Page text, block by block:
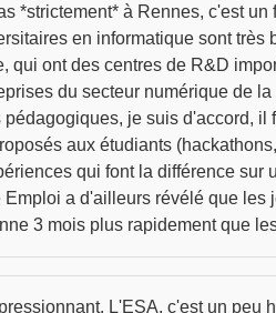
*strictement* à Rennes, c'est
en informatique sont très
ont des centres de R&D
du secteur numérique de
je suis d'accord, il
aux étudiants
qui font la différence sur
a d'ailleurs révélé que
3 mois plus rapidement que
L'ESA, c'est un peu